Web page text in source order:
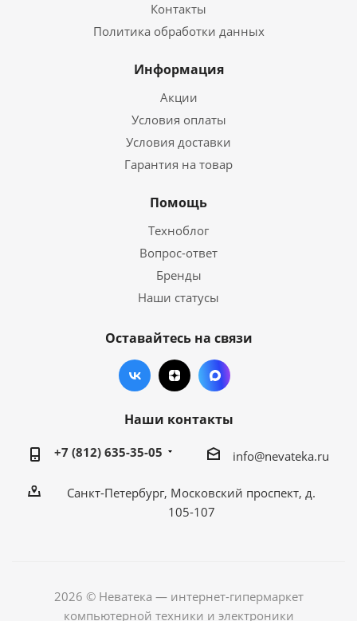
Контакты
Политика обработки данных
Информация
Акции
Условия оплаты
Условия доставки
Гарантия на товар
Помощь
Техноблог
Вопрос-ответ
Бренды
Наши статусы
Оставайтесь на связи
Наши контакты
+7 (812) 635-35-05 info@nevateka.ru
Санкт-Петербург, Московский проспект, д.
105-107
2026 © Неватека — интернет-гипермаркет
компьютерной техники и электроники